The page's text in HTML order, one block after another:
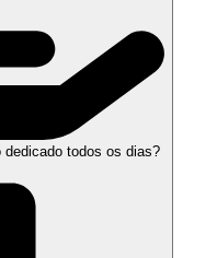
dedicado todos os dias?